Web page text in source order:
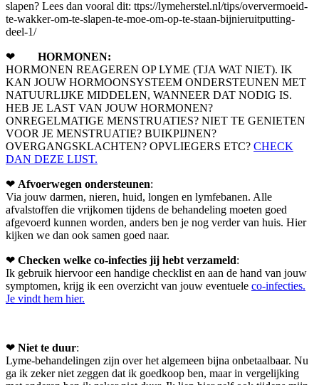
slapen? Lees dan vooral dit: ttps://lymeherstel.nl/tips/oververmoeid-
te-wakker-om-te-slapen-te-moe-om-op-te-staan-bijnieruitputting-
deel-1/
❤ HORMONEN:
HORMONEN REAGEREN OP LYME (TJA WAT NIET). IK
KAN JOUW HORMOONSYSTEEM ONDERSTEUNEN MET
NATUURLIJKE MIDDELEN, WANNEER DAT NODIG IS.
HEB JE LAST VAN JOUW HORMONEN?
ONREGELMATIGE MENSTRUATIES? NIET TE GENIETEN
VOOR JE MENSTRUATIE? BUIKPIJNEN?
OVERGANGSKLACHTEN? OPVLIEGERS ETC? CHECK
DAN DEZE LIJST.
❤ Afvoerwegen ondersteunen:
Via jouw darmen, nieren, huid, longen en lymfebanen. Alle
afvalstoffen die vrijkomen tijdens de behandeling moeten goed
afgevoerd kunnen worden, anders ben je nog verder van huis. Hier
kijken we dan ook samen goed naar.
❤ Checken welke co-infecties jij hebt verzameld:
Ik gebruik hiervoor een handige checklist en aan de hand van jouw
symptomen, krijg ik een overzicht van jouw eventuele co-infecties.
Je vindt hem hier.
❤ Niet te duur:
Lyme-behandelingen zijn over het algemeen bijna onbetaalbaar. Nu
ga ik zeker niet zeggen dat ik goedkoop ben, maar in vergelijking